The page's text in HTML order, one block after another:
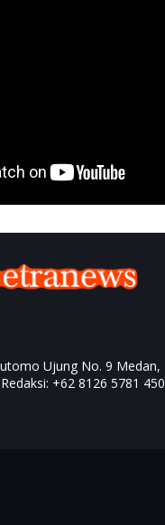
Ujung No. 9 Medan,
+62 8126 5781 450